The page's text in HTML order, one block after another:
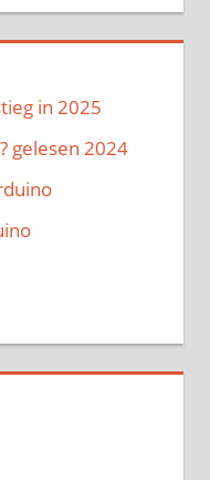
in 2025
gelesen 2024